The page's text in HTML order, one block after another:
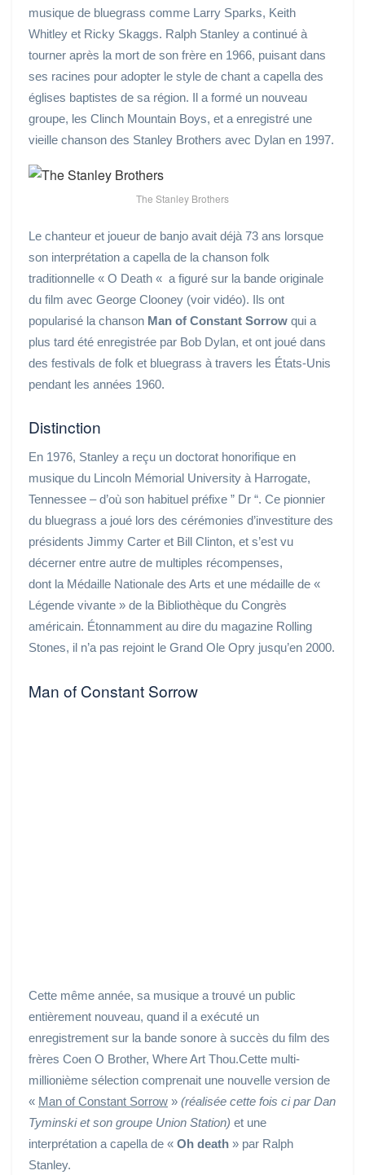
musique de bluegrass comme Larry Sparks, Keith
Whitley et Ricky Skaggs. Ralph Stanley a continué à
tourner après la mort de son frère en 1966, puisant dans
ses racines pour adopter le style de chant a capella des
églises baptistes de sa région. Il a formé un nouveau
groupe, les Clinch Mountain Boys, et a enregistré une
vieille chanson des Stanley Brothers avec Dylan en 1997.
The Stanley Brothers
Le chanteur et joueur de banjo avait déjà 73 ans lorsque
son interprétation a capella de la chanson folk
traditionnelle « O Death « a figuré sur la bande originale
du film avec George Clooney (voir vidéo). Ils ont
popularisé la chanson Man of Constant Sorrow qui a
plus tard été enregistrée par Bob Dylan, et ont joué dans
des festivals de folk et bluegrass à travers les États-Unis
pendant les années 1960.
Distinction
En 1976, Stanley a reçu un doctorat honorifique en
musique du Lincoln Mémorial University à Harrogate,
Tennessee – d’où son habituel préfixe ” Dr “. Ce pionnier
du bluegrass a joué lors des cérémonies d’investiture des
présidents Jimmy Carter et Bill Clinton, et s’est vu
décerner entre autre de multiples récompenses,
dont la Médaille Nationale des Arts et une médaille de «
Légende vivante » de la Bibliothèque du Congrès
américain. Étonnamment au dire du magazine Rolling
Stones, il n’a pas rejoint le Grand Ole Opry jusqu’en 2000.
Man of Constant Sorrow
Cette même année, sa musique a trouvé un public
entièrement nouveau, quand il a exécuté un
enregistrement sur la bande sonore à succès du film des
frères Coen O Brother, Where Art Thou.Cette multi-
millionième sélection comprenait une nouvelle version de
« Man of Constant Sorrow » (réalisée cette fois ci par Dan
Tyminski et son groupe Union Station) et une
interprétation a capella de « Oh death » par Ralph
Stanley.